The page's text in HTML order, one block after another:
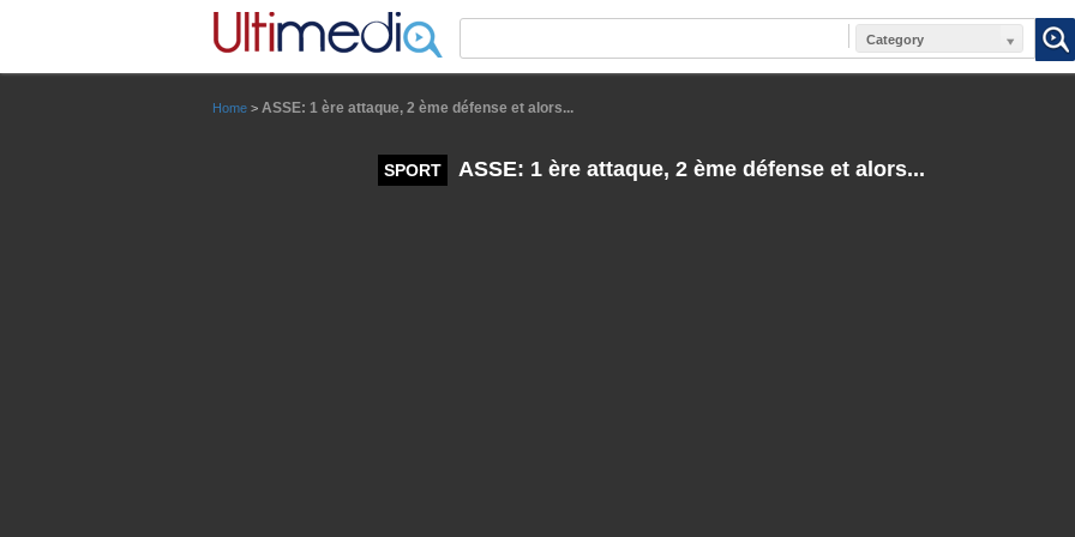
Category
Home > ASSE: 1 ère attaque, 2 ème défense et alors...
SPORT ASSE: 1 ère attaque, 2 ème défense et alors...